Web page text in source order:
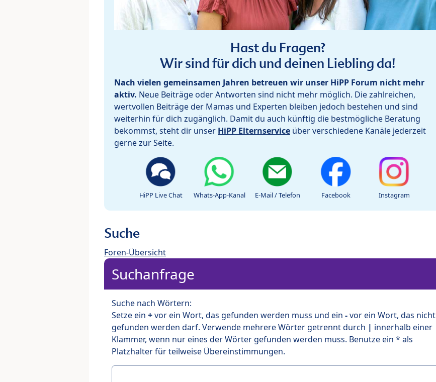
Hast du Fragen?
Wir sind für dich und deinen Liebling da!
Nach vielen gemeinsamen Jahren betreuen wir unser HiPP Forum nicht mehr
aktiv. Neue Beiträge oder Antworten sind nicht mehr möglich. Die zahlreichen,
wertvollen Beiträge der Mamas und Experten bleiben jedoch bestehen und sind
weiterhin für dich zugänglich. Damit du auch künftig die bestmögliche Beratung
bekommst, steht dir unser HiPP Elternservice über verschiedene Kanäle jederzeit
gerne zur Seite.
HiPP Live Chat Whats-App-Kanal E-Mail / Telefon Facebook Instagram
Suche
Foren-Übersicht
Suchanfrage
Suche nach Wörtern:
Setze ein +vor ein Wort, das gefunden werden muss und ein -vor ein Wort, das nicht
gefunden werden darf. Verwende mehrere Wörter getrennt durch | innerhalb einer
Klammer, wenn nur eines der Wörter gefunden werden muss. Benutze ein * als
Platzhalter für teilweise Übereinstimmungen.